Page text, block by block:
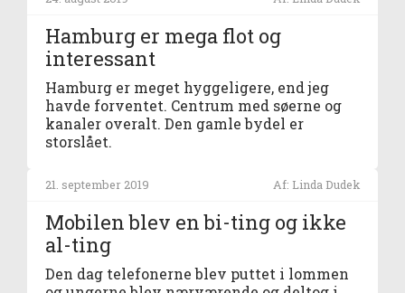
Hamburg er mega flot og
interessant
Hamburg er meget hyggeligere, end jeg
havde forventet. Centrum med søerne og
kanaler overalt. Den gamle bydel er
storslået.
21. september 2019 Af: Linda Dudek
Mobilen blev en bi-ting og ikke
al-ting
Den dag telefonerne blev puttet i lommen